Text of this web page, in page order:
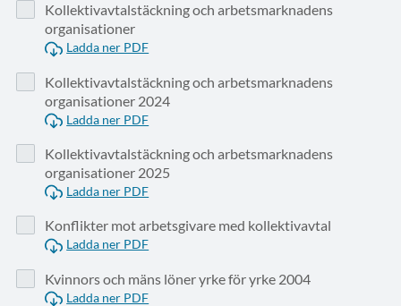
Kollektivavtalstäckning och arbetsmarknadens
organisationer
Ladda ner PDF
Kollektivavtalstäckning och arbetsmarknadens
organisationer 2024
Ladda ner PDF
Kollektivavtalstäckning och arbetsmarknadens
organisationer 2025
Ladda ner PDF
Konflikter mot arbetsgivare med kollektivavtal
Ladda ner PDF
Kvinnors och mäns löner yrke för yrke 2004
Ladda ner PDF